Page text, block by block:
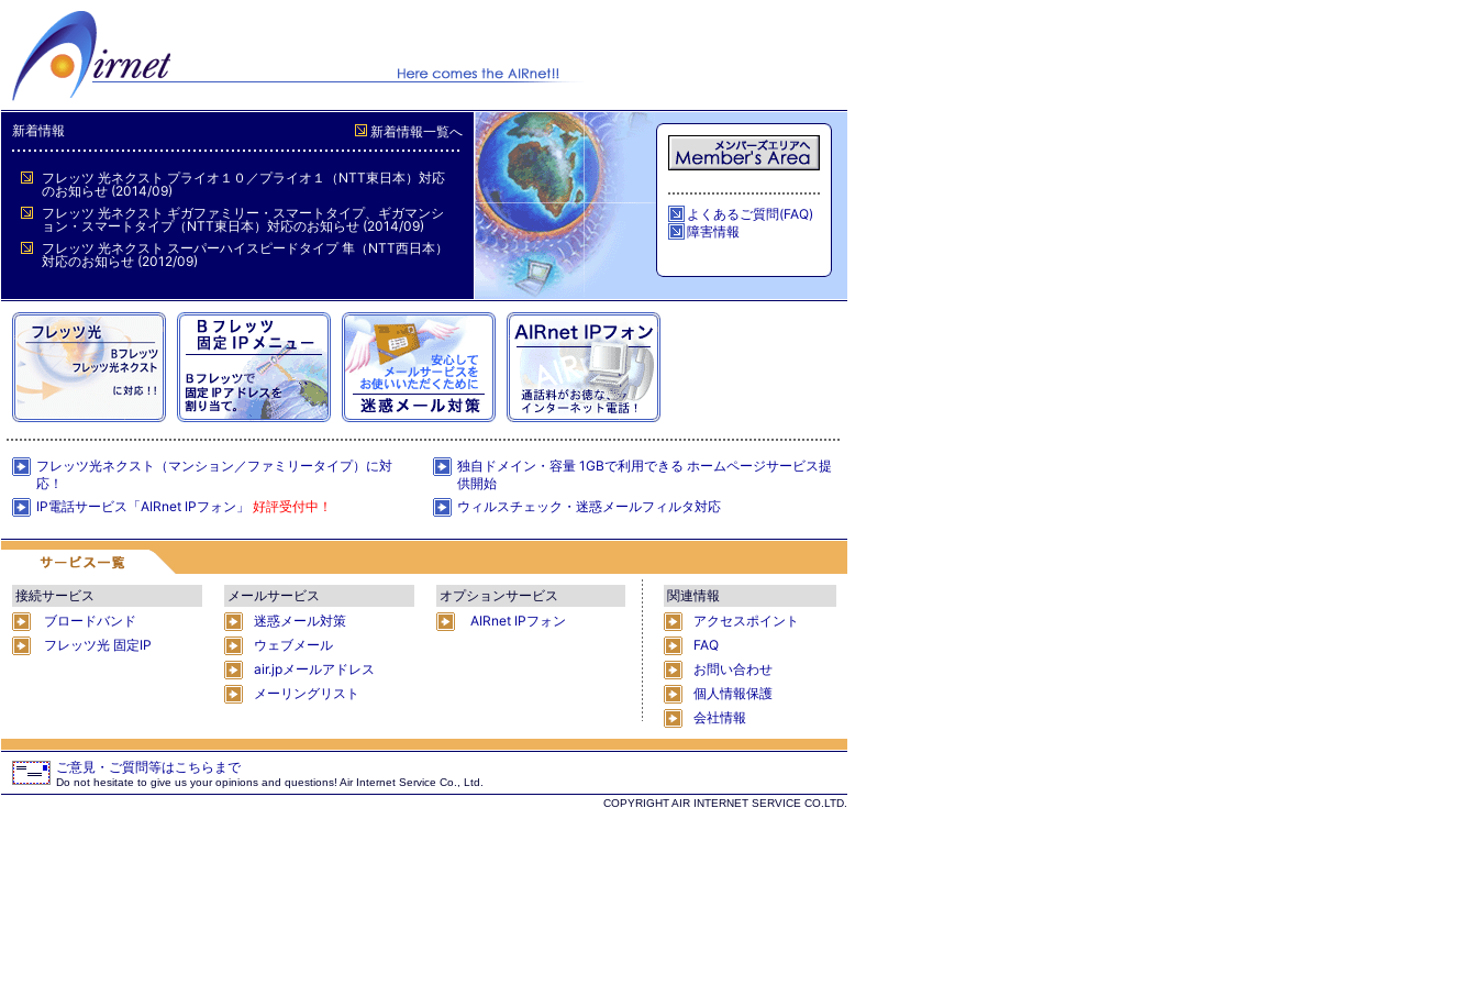
新着情報 新着情報一覧へ
フレッツ 光ネクスト プライオ１０／プライオ１（NTT東日本）対応
のお知らせ (2014/09)
フレッツ 光ネクスト ギガファミリー・スマートタイプ、ギガマンシ
ョン・スマートタイプ（NTT東日本）対応のお知らせ (2014/09)
フレッツ 光ネクスト スーパーハイスピードタイプ 隼（NTT西日本）
対応のお知らせ (2012/09)
よくあるご質問(FAQ)
障害情報
フレッツ光ネクスト（マンション／ファミリータイプ）に対
応！
IP電話サービス「AIRnet IPフォン」
好評受付中！
独自ドメイン・容量 1GBで利用できる ホームページサービス提
供開始
ウィルスチェック・迷惑メールフィルタ対応
接続サービス
ブロードバンド
フレッツ光 固定IP
メールサービス
迷惑メール対策
ウェブメール
air.jpメールアドレス
メーリングリスト
オプションサービス
AIRnet IPフォン
関連情報
アクセスポイント
FAQ
お問い合わせ
個人情報保護
会社情報
ご意見・ご質問等はこちらまで
Do not hesitate to give us your opinions and questions! Air Internet Service Co., Ltd.
COPYRIGHT AIR INTERNET SERVICE CO.LTD.